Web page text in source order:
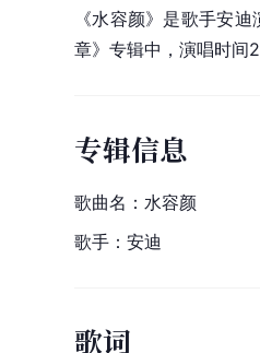
《水容颜》是歌手安迪
章》专辑中，演唱时间
专辑信息
歌曲名：水容颜
歌手：安迪
歌词